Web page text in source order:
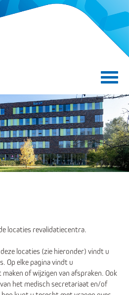
locaties revalidatiecentra.
locaties (zie hieronder) vindt u
Op elke pagina vindt u
of wijzigen van afspraken. Ook
het medisch secretariaat en/of